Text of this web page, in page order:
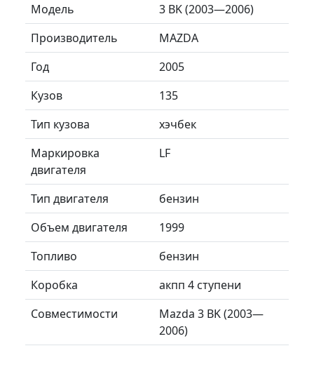
Модель
3 BK (2003—2006)
Производитель
MAZDA
Год
2005
Кузов
135
Тип кузова
хэчбек
Маркировка
двигателя
LF
Тип двигателя
бензин
Объем двигателя
1999
Топливо
бензин
Коробка
акпп 4 ступени
Совместимости
Mazda 3 BK (2003—
2006)